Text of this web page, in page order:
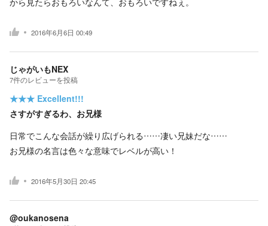
2016年6月6日 00:49
じゃがいもNEX
7件のレビューを投稿
★★★ Excellent!!!
さすがすぎるわ、お兄様
日常でこんな会話が繰り広げられる……凄い兄妹だな……
お兄様の名言は色々な意味でレベルが高い！
2016年5月30日 20:45
@oukanosena